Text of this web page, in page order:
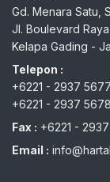
Gd. Menara Satu,
Jl. Boulevard
Kelapa Gading -
Telepon :
+6221 - 2937 5677
+6221 - 2937 5678
Fax : +6221 -
Email :